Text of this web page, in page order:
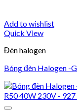
Add to wishlist
Quick View
Đèn halogen
Bóng đèn Halogen -